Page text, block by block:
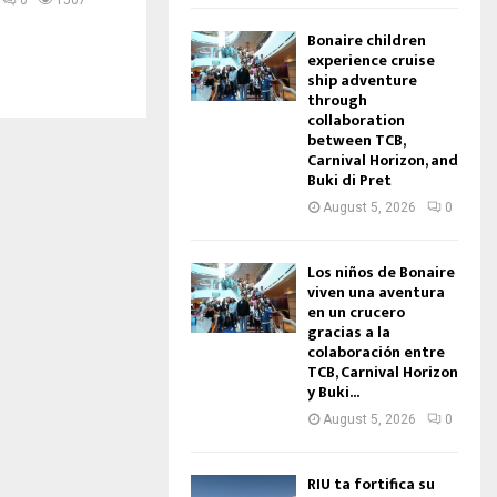
Bonaire children
experience cruise
ship adventure
through
collaboration
between TCB,
Carnival Horizon, and
Buki di Pret
August 5, 2026 0
Los niños de Bonaire
viven una aventura
en un crucero
gracias a la
colaboración entre
TCB, Carnival Horizon
y Buki...
August 5, 2026 0
RIU ta fortifica su